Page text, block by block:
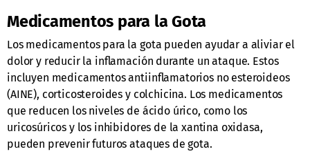
Medicamentos para la Gota
Los medicamentos para la gota pueden ayudar a aliviar el
dolor y reducir la inflamación durante un ataque. Estos
incluyen medicamentos antiinflamatorios no esteroideos
(AINE), corticosteroides y colchicina. Los medicamentos
que reducen los niveles de ácido úrico, como los
uricosúricos y los inhibidores de la xantina oxidasa,
pueden prevenir futuros ataques de gota.